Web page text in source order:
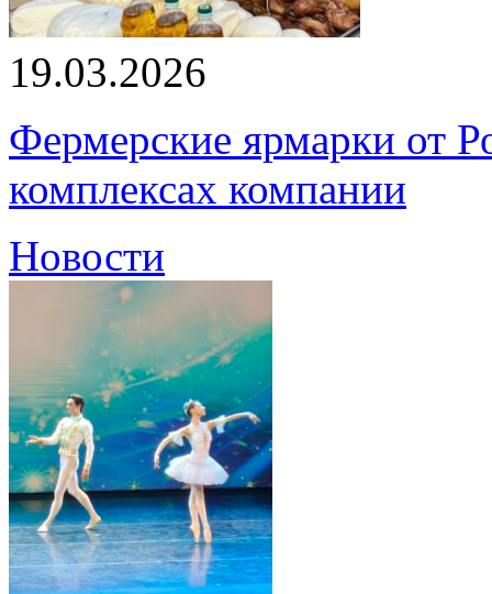
19.03.2026
Фермерские ярмарки от
комплексах компании
Новости